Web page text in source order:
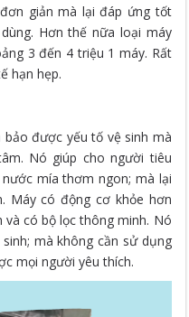
giản mà lại đáp ứng tốt
Hơn thế nữa loại máy
3 đến 4 triệu 1 máy. Rất
hạn hẹp.
được yếu tố vệ sinh mà
Nó giúp cho người tiêu
mía thơm ngon; mà lại
Máy có động cơ khỏe hơn
có bộ lọc thông minh. Nó
mà không cần sử dụng
mọi người yêu thích.